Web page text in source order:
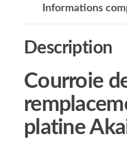
Informations
Description
Courroie
platine